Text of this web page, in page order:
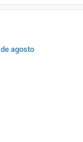
agosto